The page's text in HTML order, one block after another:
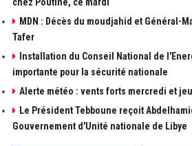
MDN : Décès du moudjahid et Général-
Tafer
Installation du Conseil National de
importante pour la sécurité nationale
Alerte météo : vents forts mercredi et
Le Président Tebboune reçoit
Gouvernement d'Unité nationale de Libye